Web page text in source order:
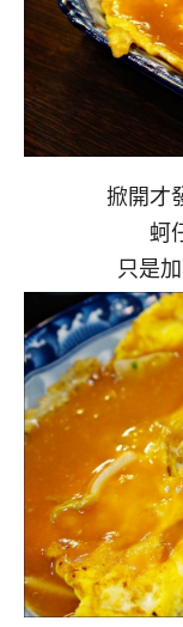
掀開才
蚵
只是